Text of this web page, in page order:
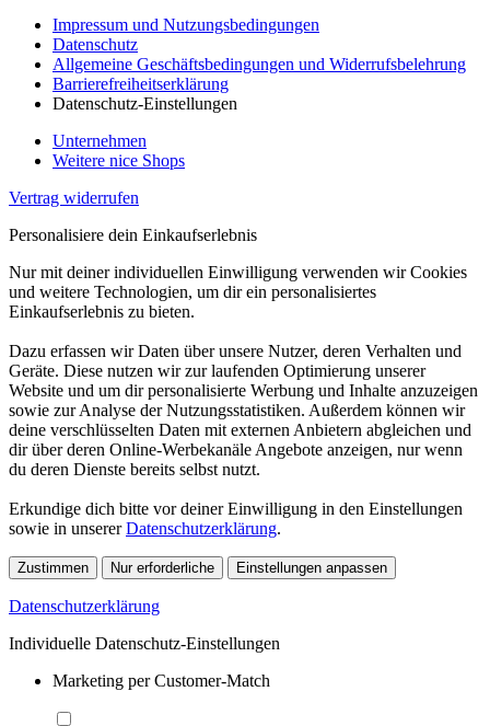
Impressum und Nutzungsbedingungen
Datenschutz
Allgemeine Geschäftsbedingungen und Widerrufsbelehrung
Barrierefreiheitserklärung
Datenschutz-Einstellungen
Unternehmen
Weitere nice Shops
Vertrag widerrufen
Personalisiere dein Einkaufserlebnis
Nur mit deiner individuellen Einwilligung verwenden wir Cookies
und weitere Technologien, um dir ein personalisiertes
Einkaufserlebnis zu bieten.
Dazu erfassen wir Daten über unsere Nutzer, deren Verhalten und
Geräte. Diese nutzen wir zur laufenden Optimierung unserer
Website und um dir personalisierte Werbung und Inhalte anzuzeigen
sowie zur Analyse der Nutzungsstatistiken. Außerdem können wir
deine verschlüsselten Daten mit externen Anbietern abgleichen und
dir über deren Online-Werbekanäle Angebote anzeigen, nur wenn
du deren Dienste bereits selbst nutzt.
Erkundige dich bitte vor deiner Einwilligung in den Einstellungen
sowie in unsererDatenschutzerklärung.
Zustimmen Nur erforderliche Einstellungen anpassen
Datenschutzerklärung
Individuelle Datenschutz-Einstellungen
Marketing per Customer-Match